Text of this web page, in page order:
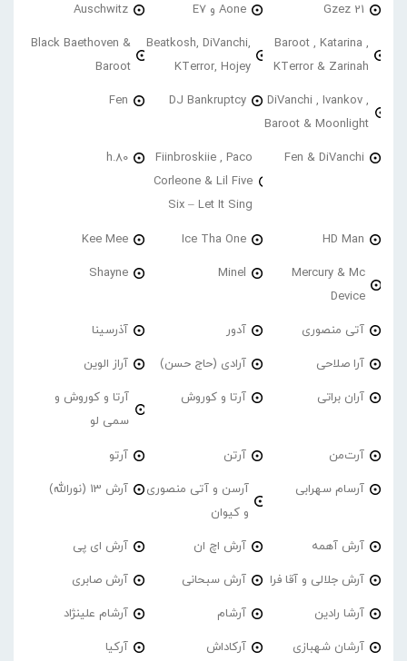
21 Gzez Aone و E7 Auschwitz
Baroot , Katarina ,
KTerror & Zarinah
Beatkosh, DiVanchi,
KTerror, Hojey
Black Baethoven &
Baroot
DiVanchi , Ivankov ,
Baroot & Moonlight
DJ Bankruptcy
Fen
Fen & DiVanchi
Fiinbroskiie , Paco
Corleone & Lil Five
Six – Let It Sing
h.80
HD Man
Ice Tha One
Kee Mee
Mercury & Mc
Device
Minel
Shayne
آتی منصوری آدور آذرسینا
آرا صلاحی آرادی (حاج حسن) آراز الوین
آران براتی آرتا و کوروش
آرتا و کوروش و
سمی لو
آرت‌من آرتن آرتو
آرسام سهرابی
آرسن و آتی منصوری
و کیوان
آرش 13 (نورالله)
آرش آهمه آرش اچ ان آرش ای پی
آرش جلالی و آقا فرا آرش سبحانی آرش صابری
آرشا رادین آرشام آرشام علینژاد
آرشان شهبازی آرکاداش آرکیا